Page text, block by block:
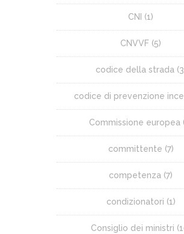
CNI (1)
CNVVF (5)
codice della strada
codice di prevenzione
Commissione europea
committente (7)
competenza (7)
condizionatori (1)
Consiglio dei ministri